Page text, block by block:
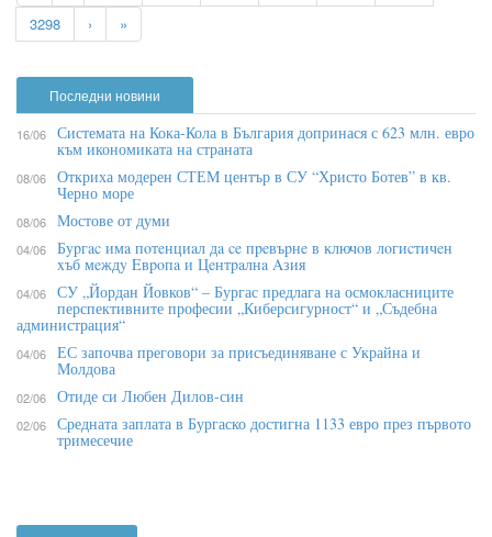
3298
› »
Последни новини
16/06 Системата на Кока-Кола в България допринася с 623 млн. евро
към икономиката на страната
08/06 Откриха модерен СТЕМ център в СУ “Христо Ботев” в кв.
Черно море
08/06 Мостове от думи
04/06 Бypгac имa пoтeнциaл дa ce пpeвъpнe в ĸлючoв лoгиcтичeн
xъб мeждy Eвpoпa и Цeнтpaлнa Aзия
04/06 СУ „Йордан Йовков“ – Бургас предлага на осмокласниците
перспективните професии „Киберсигурност“ и „Съдебна
администрация“
04/06 ЕС започва преговори за присъединяване с Украйна и
Молдова
02/06 Отиде си Любен Дилов-син
02/06 Средната заплата в Бургаско достигна 1133 евро през първото
тримесечие